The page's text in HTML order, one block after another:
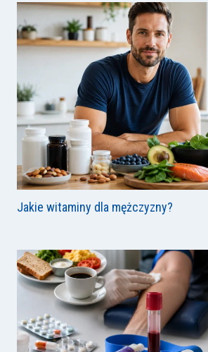
Jakie witaminy dla mężczyzny?